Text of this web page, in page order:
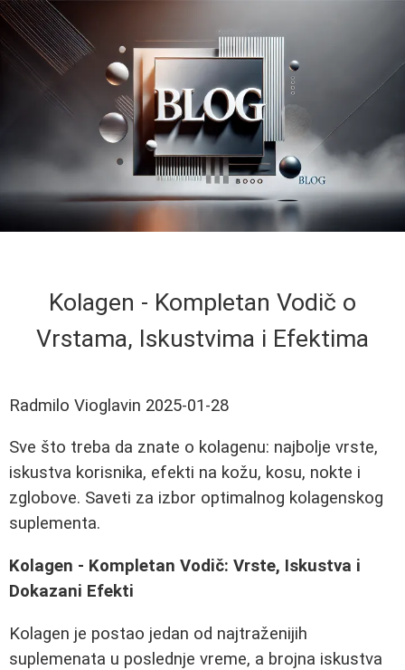
Kolagen - Kompletan Vodič o
Vrstama, Iskustvima i Efektima
Radmilo Vioglavin 2025-01-28
Sve što treba da znate o kolagenu: najbolje vrste,
iskustva korisnika, efekti na kožu, kosu, nokte i
zglobove. Saveti za izbor optimalnog kolagenskog
suplementa.
Kolagen - Kompletan Vodič: Vrste, Iskustva i
Dokazani Efekti
Kolagen je postao jedan od najtraženijih
suplemenata u poslednje vreme, a brojna iskustva